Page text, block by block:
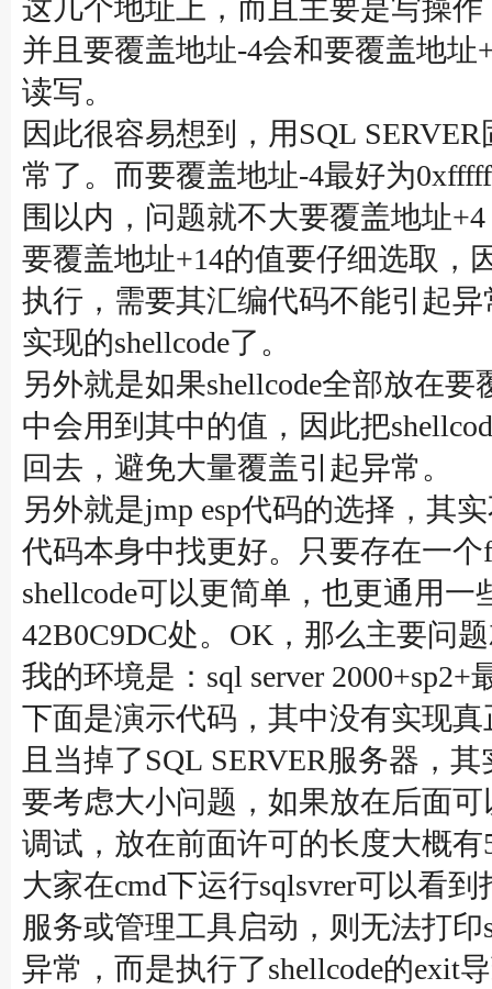
这几个地址上，而且主要是写操作
并且要覆盖地址-4会和要覆盖地
读写。
因此很容易想到，用SQL
常了。而要覆盖地址-4最好为
围以内，问题就不大要覆盖地址
要覆盖地址+14的值要仔细选取，
执行，需要其汇编代码不能引起
实现的shellcode了。
另外就是如果shellcode全部放在
中会用到其中的值，因此把
回去，避免大量覆盖引起异常。
另外就是jmp esp代码的选择，其
代码本身中找更好。只要存在一
shellcode可以更简单，也更通用
42B0C9DC处。OK，那么主要问
我的环境是：sql server
下面是演示代码，其中没有实现真
且当掉了SQL SERVER服务器，
要考虑大小问题，如果放在后面
调试，放在前面许可的长度大概
大家在cmd下运行sqlsvrer可以看
服务或管理工具启动，则无法打
异常，而是执行了shellcode的exit